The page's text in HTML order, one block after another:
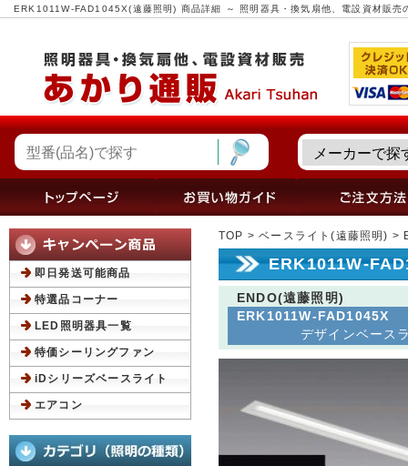
ERK1011W-FAD1045X(遠藤照明) 商品詳細 ～ 照明器具・換気扇他、電設資材販売
TOP >ベースライト(遠藤照明) >
ERK1011W-
ENDO(遠藤照明)
ERK1011W-FAD1045X
デザインベース
即日発送可能商品
特選品コーナー
LED照明器具一覧
特価シーリングファン
iDシリーズベースライト
エアコン